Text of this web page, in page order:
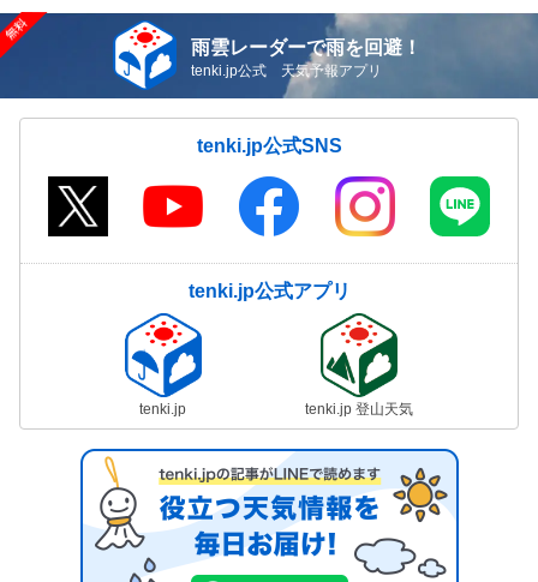
雨雲レーダーで雨を回避！
tenki.jp公式 天気予報アプリ
tenki.jp公式SNS
tenki.jp公式アプリ
tenki.jp tenki.jp 登山天気